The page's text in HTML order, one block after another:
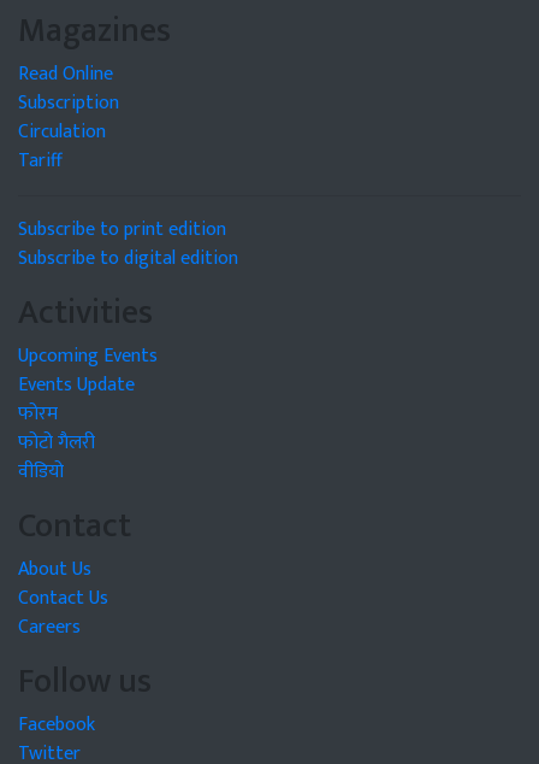
Magazines
Read Online
Subscription
Circulation
Tariff
Subscribe to print edition
Subscribe to digital edition
Activities
Upcoming Events
Events Update
फोरम
फोटो गैलरी
वीडियो
Contact
About Us
Contact Us
Careers
Follow us
Facebook
Twitter